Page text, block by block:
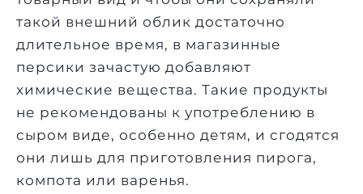
такой внешний облик достаточно
длительное время, в магазинные
персики зачастую добавляют
химические вещества. Такие продукты
не рекомендованы к употреблению в
сыром виде, особенно детям, и сгодятся
они лишь для приготовления пирога,
компота или варенья.